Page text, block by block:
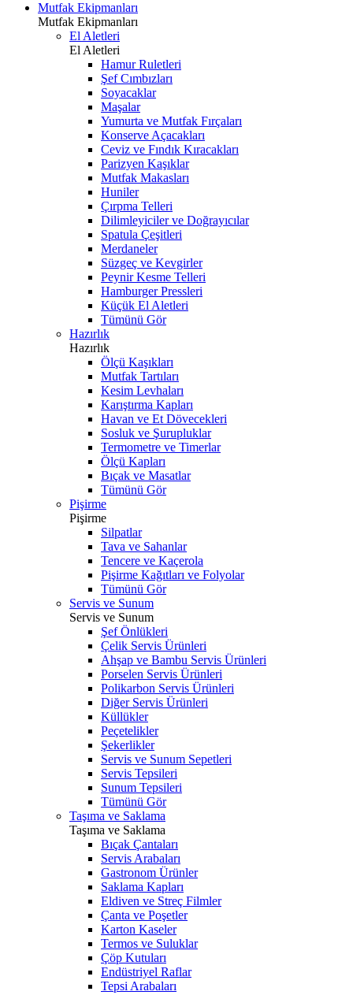
Mutfak Ekipmanları
Mutfak Ekipmanları
El Aletleri
El Aletleri
Hamur Ruletleri
Şef Cımbızları
Soyacaklar
Maşalar
Yumurta ve Mutfak Fırçaları
Konserve Açacakları
Ceviz ve Fındık Kıracakları
Parizyen Kaşıklar
Mutfak Makasları
Huniler
Çırpma Telleri
Dilimleyiciler ve Doğrayıcılar
Spatula Çeşitleri
Merdaneler
Süzgeç ve Kevgirler
Peynir Kesme Telleri
Hamburger Pressleri
Küçük El Aletleri
Tümünü Gör
Hazırlık
Hazırlık
Ölçü Kaşıkları
Mutfak Tartıları
Kesim Levhaları
Karıştırma Kapları
Havan ve Et Dövecekleri
Sosluk ve Şurupluklar
Termometre ve Timerlar
Ölçü Kapları
Bıçak ve Masatlar
Tümünü Gör
Pişirme
Pişirme
Silpatlar
Tava ve Sahanlar
Tencere ve Kaçerola
Pişirme Kağıtları ve Folyolar
Tümünü Gör
Servis ve Sunum
Servis ve Sunum
Şef Önlükleri
Çelik Servis Ürünleri
Ahşap ve Bambu Servis Ürünleri
Porselen Servis Ürünleri
Polikarbon Servis Ürünleri
Diğer Servis Ürünleri
Küllükler
Peçetelikler
Şekerlikler
Servis ve Sunum Sepetleri
Servis Tepsileri
Sunum Tepsileri
Tümünü Gör
Taşıma ve Saklama
Taşıma ve Saklama
Bıçak Çantaları
Servis Arabaları
Gastronom Ürünler
Saklama Kapları
Eldiven ve Streç Filmler
Çanta ve Poşetler
Karton Kaseler
Termos ve Suluklar
Çöp Kutuları
Endüstriyel Raflar
Tepsi Arabaları